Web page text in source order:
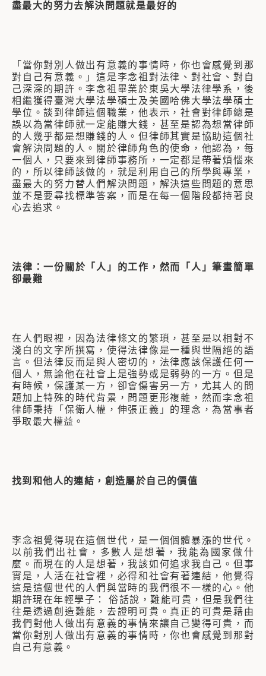
盡最大的努力去解決問題就是最好的
「當你對別人做出有意義的事情時，你也會感覺到那
對自己有意義。」這是李念祖對法律、對社會、對自
己深深的期許。李念祖畢業於東吳大學法律學系，後
相繼獲得臺灣大學法學碩士及美國哈佛大學法學碩士
學位。談到律師這個職業，他表示，社會對律師總是
誤以為當律師就一定能賺大錢，甚至是認為想當律師
的人幾乎都是想賺錢的人。但律師其實是協助這個社
會解決問題的人。關於律師角色的使命，他認為，每
一個人，只要來到律師事務所，一定都是帶著煩惱來
的，所以律師該做的，就是利用自己的所學與專業，
盡最大的努力替人們解決問題，解決這些問題的意思
並不是要尋找標準答案，而是在每一個階段都持著良
心去追求。
法律：一份關於「人」的工作，然而「人」筆畫簡單
卻最難
在人們眼裡，因為法律條文的繁瑣，甚至是以相對不
淺白的文字所撰寫，使得法律像是一種與世隔絕的語
言。但法律反而是與人密切的，法律應該保護任何一
個人，無論他在社會上是強勢或是弱勢的一方。但是
有時候，保護某一方，卻會傷害另一方，尤其人的問
題加上特殊的時代背景，問題更形複雜，然而李念祖
律師秉持「保衛人權，伸張正義」的理念，為當事者
爭取最大權益。
找到和他人的連結，創造屬於自己的價值
李念祖覺得現在這個世代，是一個個體暴漲的世代。
以前我們出社會，多數人是想著，我能為國家做什
麼。而現在的人是想著，我該如何追求我自己。但事
實是，人活在社會裡，必得和社會有著連結，他覺得
這是這個世代的人們與當時的我們很不一樣的心。他
期許現在年輕學子： 俗話說，難能可貴，但是我們往
往是透過創造難能，去證明可貴。真正的可貴是藉由
我們對他人做出有意義的事情來讓自己變得可貴，而
當你對別人做出有意義的事情時，你也會感覺到那對
自己有意義。